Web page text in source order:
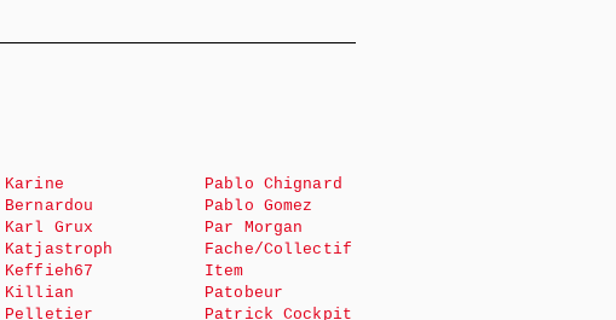
Karine
Bernardou
Karl Grux
Katjastroph
Keffieh67
Killian
Pelletier
Pablo Chignard
Pablo Gomez
Par Morgan
Fache/Collectif
Item
Patobeur
Patrick Cockpit